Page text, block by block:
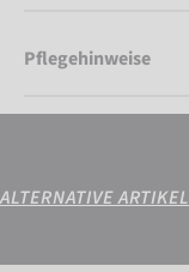
Pflegehinweise
ALTERNATIVE ARTIKEL